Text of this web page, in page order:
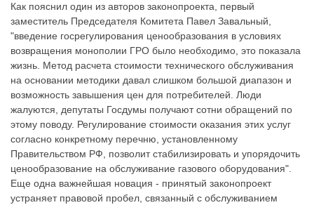
Как пояснил один из авторов законопроекта, первый
заместитель Председателя Комитета Павел Завальный,
"введение госрегулирования ценообразования в условиях
возвращения монополии ГРО было необходимо, это показала
жизнь. Метод расчета стоимости технического обслуживания
на основании методики давал слишком большой диапазон и
возможность завышения цен для потребителей. Люди
жалуются, депутаты Госдумы получают сотни обращений по
этому поводу. Регулирование стоимости оказания этих услуг
согласно конкретному перечню, установленному
Правительством РФ, позволит стабилизировать и упорядочить
ценообразование на обслуживание газового оборудования".
Еще одна важнейшая новация - принятый законопроект
устраняет правовой пробел, связанный с обслуживанием